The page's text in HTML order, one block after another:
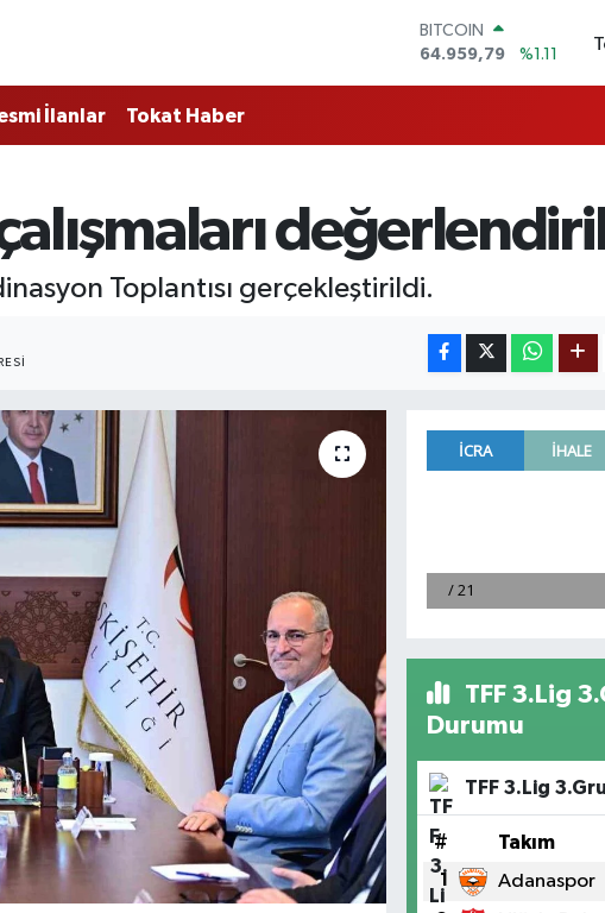
BITCOIN
64.959,79
%1.11
55,2510
%0.32
GRAM ALTIN
6660.55
%0.03
13.779
İlanlar Tokat Haber
Toplantısı gerçekleştirildi.
TFF 3.Lig
Durumu
TFF 3.Lig
# Takım
1 Adanaspor